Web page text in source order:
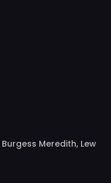
Meredith, Lew
Georg Stanford
Brooks, Simon Scott,